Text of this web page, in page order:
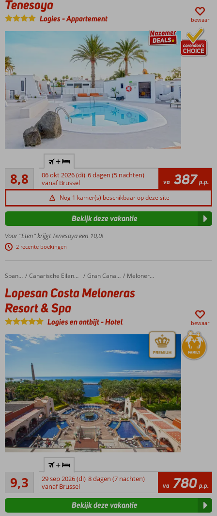
Relax op
het
bubbelbad
naar het
strand
All
Inclusive
ook
mogelijk
Tenesoya
Logies-Appartement bewaar
Only Adult
accommodatie;
min. leeftijd is
18 jaar
Kleinschalig
complex
loopafstand
van het
strand
del
Ontspannen
aan het
zwembad
8,8
Aanrader
130
beoordelingen
+
06 okt 2026 (di) 6 dagen (5 nachten)
vanaf Brussel
va 387 p.p.
Nog 1 kamer(s) beschikbaar op deze site
Voor “Eten” krijgt Tenesoya een 10,0!
2 recente boekingen
Bekijk deze vakantie
Home Spanje Canarische Eilanden Gran Canaria Meloneras
Lopesan Costa Meloneras Resort & Spa
Lopesan Costa Meloneras
Resort & Spa
Logies en ontbijt-Hotel bewaar
een
toplocatie!
"OM
9,3Uitstekend
340
beoordelingen
+
29 sep 2026 (di) 8 dagen (7 nachten)
vanaf Brussel
va 780 p.p.
Bekijk deze vakantie